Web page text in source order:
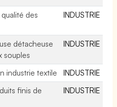
des
INDUSTRIE
détacheuse
souples
INDUSTRIE
industrie textile
INDUSTRIE
finis de
INDUSTRIE